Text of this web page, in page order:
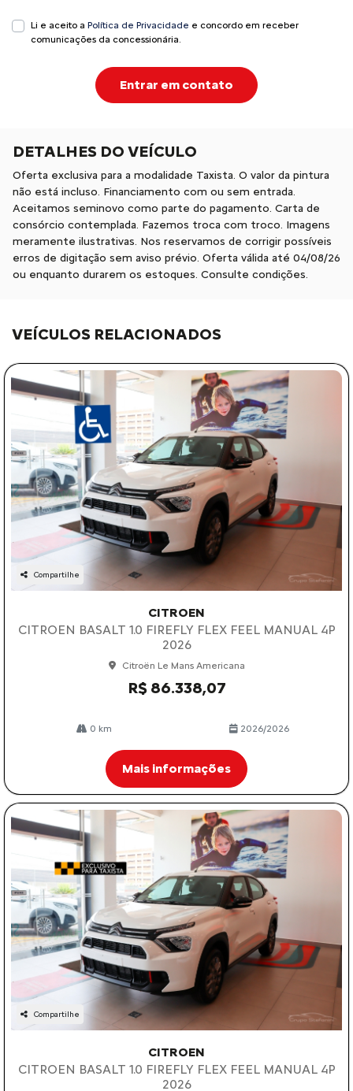
Li e aceito a Política de Privacidade e concordo em receber
comunicações da concessionária.
Entrar em contato
DETALHES DO VEÍCULO
Oferta exclusiva para a modalidade Taxista. O valor da pintura
não está incluso. Financiamento com ou sem entrada.
Aceitamos seminovo como parte do pagamento. Carta de
consórcio contemplada. Fazemos troca com troco. Imagens
meramente ilustrativas. Nos reservamos de corrigir possíveis
erros de digitação sem aviso prévio. Oferta válida até 04/08/26
ou enquanto durarem os estoques. Consulte condições.
VEÍCULOS RELACIONADOS
Compartilhe
CITROEN
CITROEN BASALT 1.0 FIREFLY FLEX FEEL MANUAL 4P
2026
Citroën Le Mans Americana
R$ 86.338,07
0 km 2026/2026
Mais informações
Compartilhe
CITROEN
CITROEN BASALT 1.0 FIREFLY FLEX FEEL MANUAL 4P
2026